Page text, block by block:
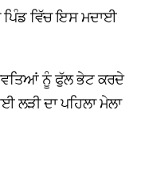
ਵਿੱਚ ਇਸ ਮਦਾਈ
ਨੂੰ ਫੁੱਲ ਭੇਟ ਕਰਦੇ
ਦਾ ਪਹਿਲਾ ਮੇਲਾ